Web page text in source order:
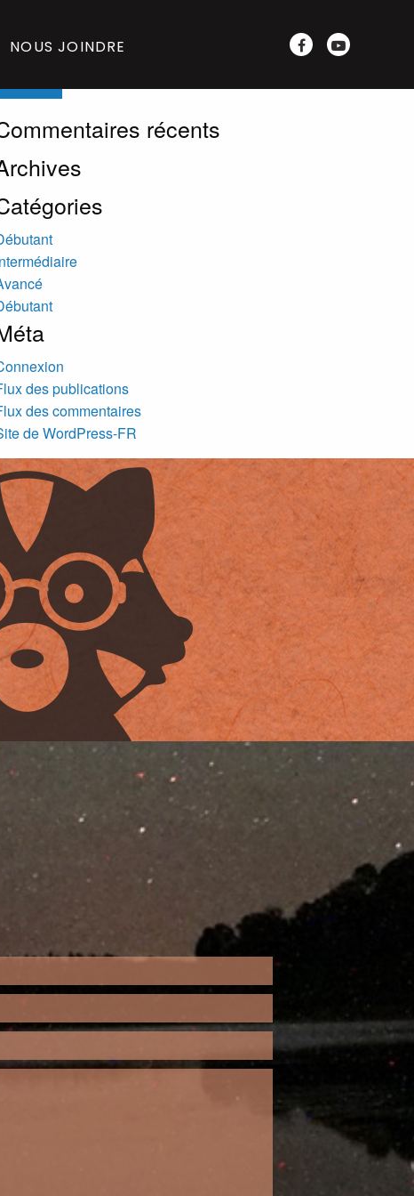
NOUS JOINDRE
for:
récents
des publications
des commentaires
de WordPress-FR